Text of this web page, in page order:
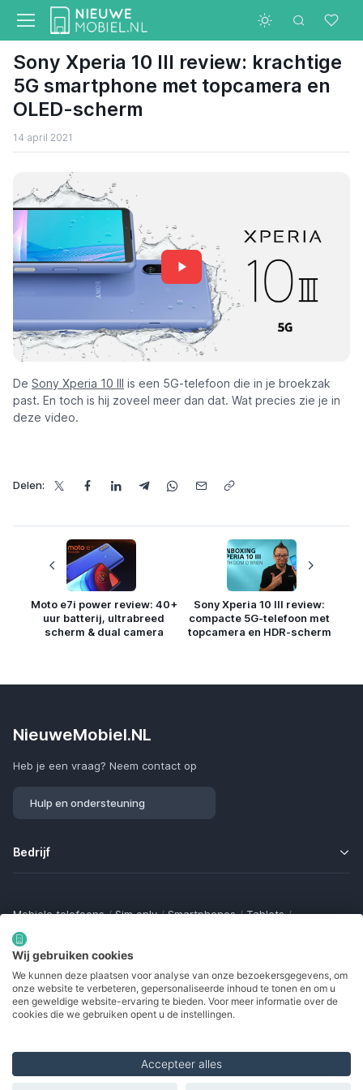
Sony Xperia 10 III review: krachtige
5G smartphone met topcamera en
OLED-scherm
14 april 2021
De Sony Xperia 10 III is een 5G-telefoon die in je broekzak
past. En toch is hij zoveel meer dan dat. Wat precies zie je in
deze video.
Delen:
Moto e7i power review: 40+
uur batterij, ultrabreed
scherm & dual camera
Sony Xperia 10 III review:
compacte 5G-telefoon met
topcamera en HDR-scherm
NieuweMobiel.NL
Heb je een vraag? Neem contact op
Hulp en ondersteuning
Bedrijf
Mobiele telefoons / Sim only / Smartphones / Tablets /
Smartwatches
Bluetooth trackers / Opladers
Samsung Galaxy
Gamingtelefoons / Foldables / Robuuste telefoons /
Seniorentelefoons / Waterdichte telefoons / Refurbished
Wij gebruiken cookies
We kunnen deze plaatsen voor analyse van onze bezoekersgegevens, om
onze website te verbeteren, gepersonaliseerde inhoud te tonen en om u
een geweldige website-ervaring te bieden. Voor meer informatie over de
cookies die we gebruiken opent u de instellingen.
Accepteer alles